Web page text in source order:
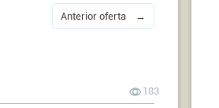
Anterior oferta →
183